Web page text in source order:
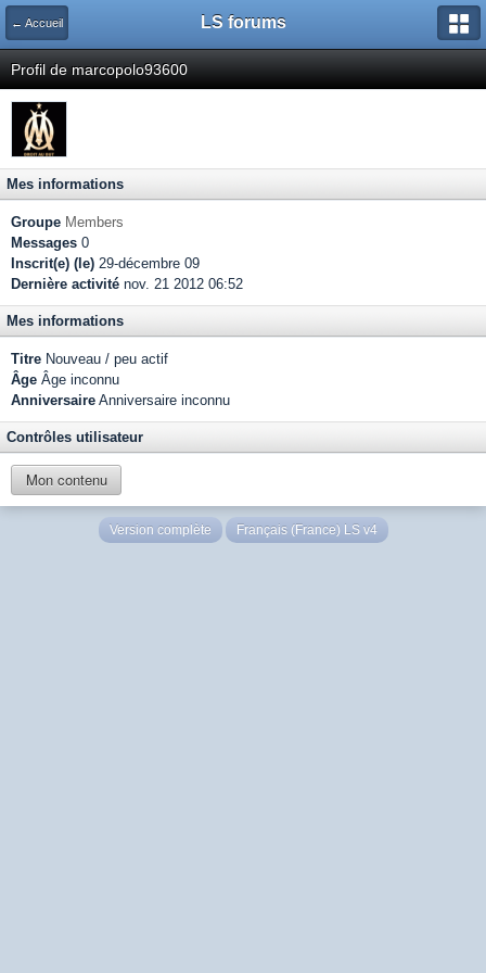
← Accueil LS forums
Profil de marcopolo93600
Mes informations
Groupe Members
Messages 0
Inscrit(e) (le) 29-décembre 09
Dernière activité nov. 21 2012 06:52
Mes informations
Titre Nouveau / peu actif
Âge Âge inconnu
Anniversaire Anniversaire inconnu
Contrôles utilisateur
Mon contenu
Version complète Français (France) LS v4